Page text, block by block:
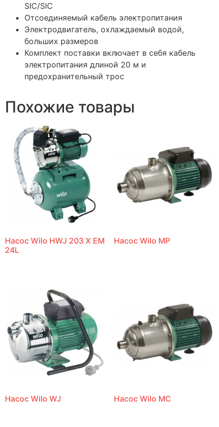
SIC/SIC
Отсоединяемый кабель электропитания
Электродвигатель, охлаждаемый водой,
больших размеров
Комплект поставки включает в себя кабель
электропитания длиной 20 м и
предохранительный трос
Похожие товары
Насос Wilo HWJ 203 X EM
24L
Насос Wilo MP
Насос Wilo WJ Насос Wilo MC